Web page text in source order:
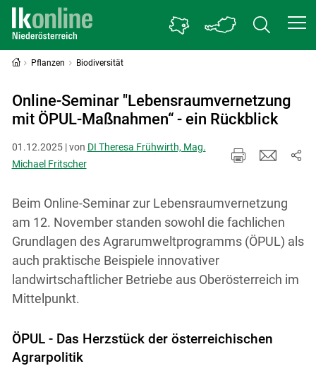
Pflanzen Biodiversität
Online-Seminar "Lebensraumvernetzung
mit ÖPUL-Maßnahmen“ - ein Rückblick
01.12.2025 | von DI Theresa Frühwirth, Mag.
Michael Fritscher
Beim Online-Seminar zur Lebensraumvernetzung
am 12. November standen sowohl die fachlichen
Grundlagen des Agrarumweltprogramms (ÖPUL) als
auch praktische Beispiele innovativer
landwirtschaftlicher Betriebe aus Oberösterreich im
Mittelpunkt.
ÖPUL - Das Herzstück der österreichischen
Agrarpolitik